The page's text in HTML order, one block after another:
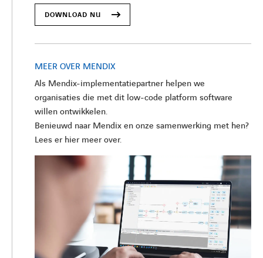
DOWNLOAD NU
MEER OVER MENDIX
Als Mendix-implementatiepartner helpen we
organisaties die met dit low-code platform software
willen ontwikkelen.
Benieuwd naar Mendix en onze samenwerking met hen?
Lees er hier meer over.